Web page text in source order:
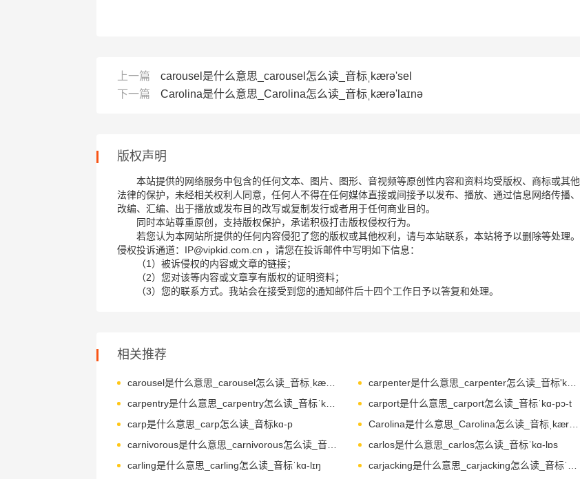
上一篇
carousel是什么意思_carousel怎么读_音标ˌkærə'sel
下一篇
Carolina是什么意思_Carolina怎么读_音标ˌkærə'laɪnə
版权声明
本站提供的网络服务中包含的任何文本、图片、图形、音视频等原创性内容和资料均受版权、商标或其他
法律的保护，未经相关权利人同意，任何人不得在任何媒体直接或间接予以发布、播放、通过信息网络传播、
改编、汇编、出于播放或发布目的改写或复制发行或者用于任何商业目的。
同时本站尊重原创，支持版权保护，承诺积极打击版权侵权行为。
若您认为本网站所提供的任何内容侵犯了您的版权或其他权利，请与本站联系，本站将予以删除等处理。
侵权投诉通道：IP@vipkid.com.cn ，请您在投诉邮件中写明如下信息：
（1）被诉侵权的内容或文章的链接；
（2）您对该等内容或文章享有版权的证明资料；
（3）您的联系方式。我站会在接受到您的通知邮件后十四个工作日予以答复和处理。
相关推荐
carousel是什么意思_carousel怎么读_音标ˌkærə'sel
carpenter是什么意思_carpenter怎么读_音标'kɑ-pəntə(r)
carpentry是什么意思_carpentry怎么读_音标ˈkɑ-pəntrɪ
carport是什么意思_carport怎么读_音标ˈkɑ-pɔ-t
carp是什么意思_carp怎么读_音标kɑ-p
Carolina是什么意思_Carolina怎么读_音标ˌkærə'laɪnə
carnivorous是什么意思_carnivorous怎么读_音标kɑ-'nɪvərəs
carlos是什么意思_carlos怎么读_音标ˈkɑ-lɒs
carling是什么意思_carling怎么读_音标ˈkɑ-lɪŋ